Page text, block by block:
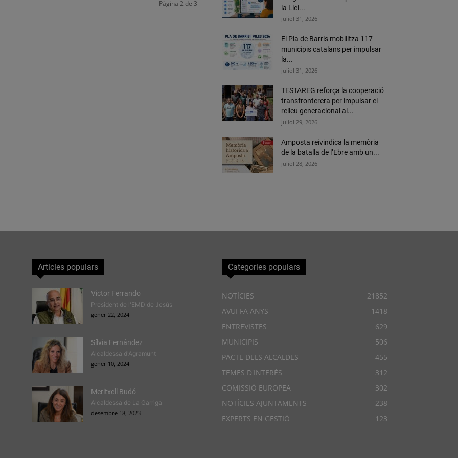
Pàgina 2 de 3
la Llei...
juliol 31, 2026
El Pla de Barris mobilitza 117
municipis catalans per impulsar
la...
juliol 31, 2026
TESTAREG reforça la cooperació
transfronterera per impulsar el
relleu generacional al...
juliol 29, 2026
Amposta reivindica la memòria
de la batalla de l’Ebre amb un...
juliol 28, 2026
Articles populars
Victor Ferrando
President de l'EMD de Jesús
gener 22, 2024
Sílvia Fernández
Alcaldessa d'Agramunt
gener 10, 2024
Meritxell Budó
Alcaldessa de La Garriga
desembre 18, 2023
Categories populars
NOTÍCIES
21852
AVUI FA ANYS
1418
ENTREVISTES
629
MUNICIPIS
506
PACTE DELS ALCALDES
455
TEMES D'INTERÈS
312
COMISSIÓ EUROPEA
302
NOTÍCIES AJUNTAMENTS
238
EXPERTS EN GESTIÓ
123